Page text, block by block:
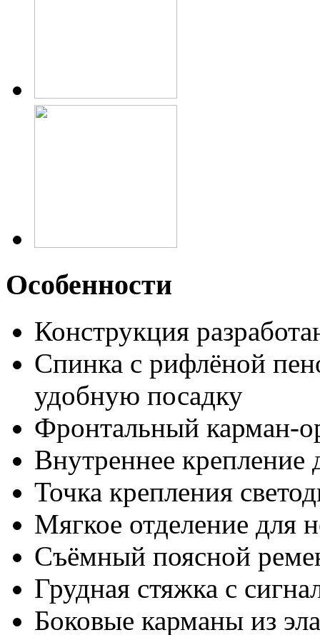
Особенности
Конструкция
Спинка с рифлёной
удобную посадку
Фронтальный карман-
Внутреннее крепление
Точка крепления
Мягкое отделение для
Съёмный поясной
Грудная стяжка с
Боковые карманы из